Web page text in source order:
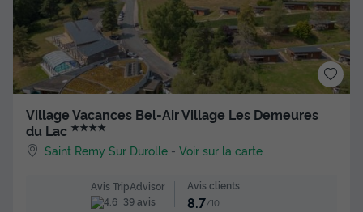
Village Vacances Bel-Air Village Les Demeures
du Lac ★★★★
Saint Remy Sur Durolle -Voir sur la carte
Avis TripAdvisor
39 avis
Avis clients
8.7/10